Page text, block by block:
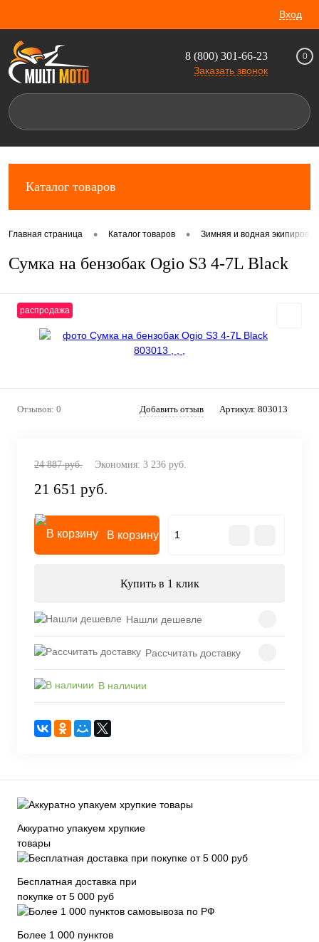
Вход
8 (800) 301-66-23
Заказать звонок
0
Каталог товаров
Главная страница • Каталог товаров • Зимняя и водная
Сумка на бензобак Ogio S3 4-7L Black
распродажа
Отзывов: 0 Добавить отзыв Артикул: 803013
24 887 руб. Экономия: 3 236 руб.
21 651 руб.
В корзину
Купить в 1 клик
Нашли дешевле
Рассчитать доставку
В наличии
Аккуратно упакуем хрупкие
товары
Бесплатная доставка при
покупке от 5 000 руб
Более 1 000 пунктов